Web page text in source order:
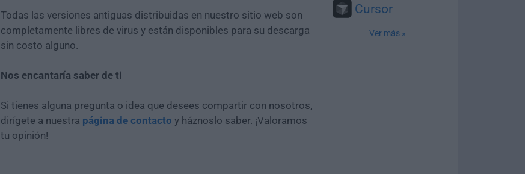
Cursor
Ver más »
Todas las versiones antiguas distribuidas en nuestro sitio web son
completamente libres de virus y están disponibles para su descarga
sin costo alguno.
Nos encantaría saber de ti
Si tienes alguna pregunta o idea que desees compartir con nosotros,
dirígete a nuestra página de contacto y háznoslo saber. ¡Valoramos
tu opinión!